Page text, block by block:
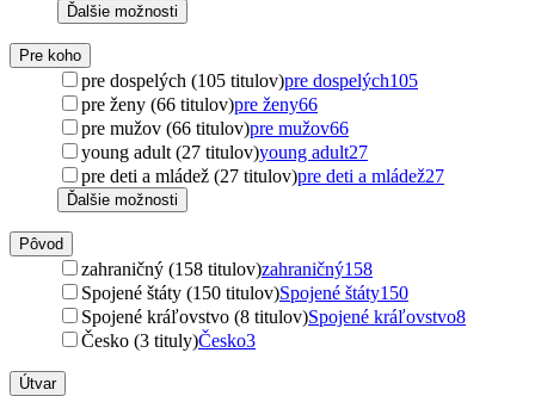
Ďalšie možnosti
Pre koho
pre dospelých (105 titulov)pre dospelých105
pre ženy (66 titulov)pre ženy66
pre mužov (66 titulov)pre mužov66
young adult (27 titulov)young adult27
pre deti a mládež (27 titulov)pre deti a mládež27
Ďalšie možnosti
Pôvod
zahraničný (158 titulov)zahraničný158
Spojené štáty (150 titulov)Spojené štáty150
Spojené kráľovstvo (8 titulov)Spojené kráľovstvo8
Česko (3 tituly)Česko3
Útvar